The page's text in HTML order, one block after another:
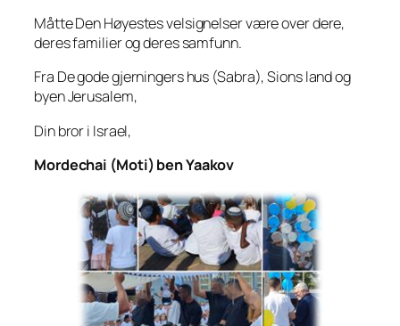
Måtte Den Høyestes velsignelser være over dere,
deres familier og deres samfunn.
Fra De gode gjerningers hus (Sabra), Sions land og
byen Jerusalem,
Din bror i Israel,
Mordechai (Moti) ben Yaakov